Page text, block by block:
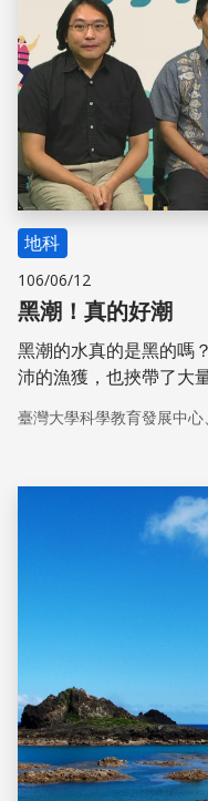
地科
106/06/12
黑潮！真的好潮
黑潮的水真的是黑的嗎
沛的漁獲，也挾帶了大
臺灣大學科學教育發展中心